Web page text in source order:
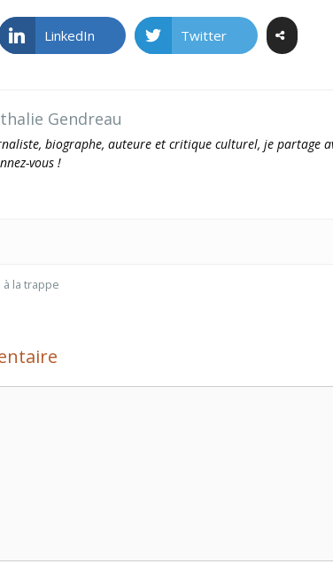
LinkedIn Twitter
Gendreau
biographe, auteure et critique culturel, je partage
vous !
à la trappe